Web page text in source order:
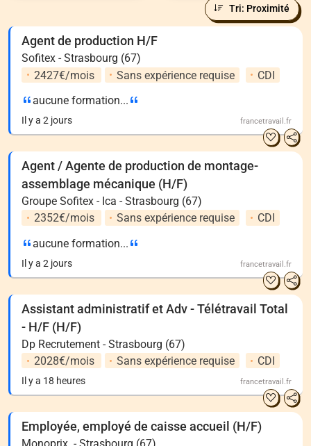
Tri: Proximité
Agent de production H/F
Sofitex - Strasbourg (67)
2427€/mois
Sans expérience requise
CDI
aucune formation...
Il y a 2 jours francetravail.fr
Agent / Agente de production de montage-
assemblage mécanique (H/F)
Groupe Sofitex - Ica - Strasbourg (67)
2352€/mois
Sans expérience requise
CDI
aucune formation...
Il y a 2 jours francetravail.fr
Assistant administratif et Adv - Télétravail Total
- H/F (H/F)
Dp Recrutement - Strasbourg (67)
2028€/mois
Sans expérience requise CDI
Il y a 18 heures francetravail.fr
Employée, employé de caisse accueil (H/F)